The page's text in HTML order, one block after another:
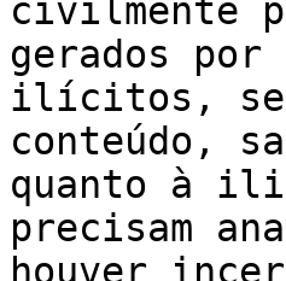
civilmente
gerados
ilícitos,
conteúdo,
quanto à
precisam
houver